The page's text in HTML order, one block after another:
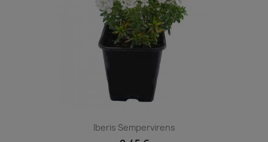
Iberis Sempervirens